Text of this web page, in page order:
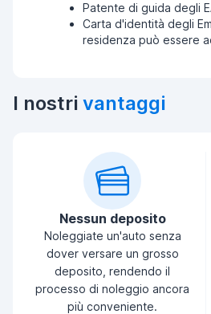
Patente di guida degli
Carta d'identità degli
residenza può essere
I nostri vantaggi
Nessun deposito
Noleggiate un'auto senza
dover versare un grosso
deposito, rendendo il
processo di noleggio ancora
più conveniente.